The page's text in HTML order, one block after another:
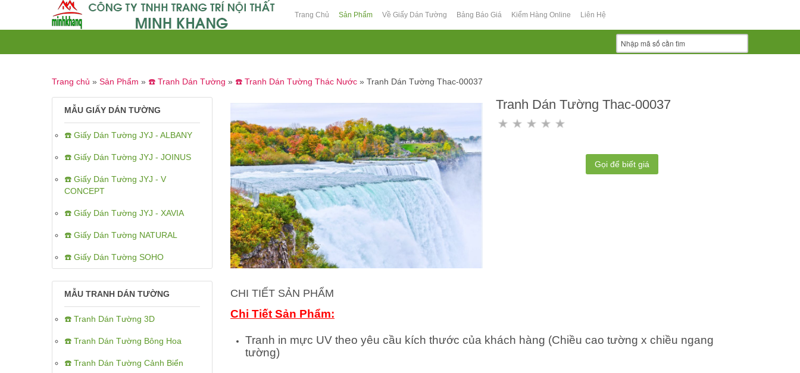
Trang Chủ Sản Phẩm Về Giấy Dán Tường Bảng Báo Giá Kiểm Hàng Online Liên Hệ
Trang chủ » Sản Phẩm » ☎️ Tranh Dán Tường » ☎️ Tranh Dán Tường Thác Nước » Tranh Dán Tường Thac-00037
MẪU GIẤY DÁN TƯỜNG
☎️ Giấy Dán Tường JYJ - ALBANY
☎️ Giấy Dán Tường JYJ - JOINUS
☎️ Giấy Dán Tường JYJ - V
CONCEPT
☎️ Giấy Dán Tường JYJ - XAVIA
☎️ Giấy Dán Tường NATURAL
☎️ Giấy Dán Tường SOHO
MẪU TRANH DÁN TƯỜNG
☎️ Tranh Dán Tường 3D
☎️ Tranh Dán Tường Bông Hoa
☎️ Tranh Dán Tường Cảnh Biển
Tranh Dán Tường Thac-00037
Gọi để biết giá
CHI TIẾT SẢN PHẨM
Chi Tiết Sản Phẩm:
Tranh in mực UV theo yêu cầu kích thước của khách hàng (Chiều cao tường x chiều ngang
tường)